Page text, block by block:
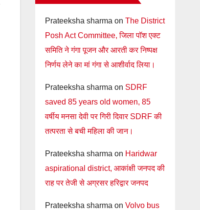
Prateeksha sharma on The District
Posh Act Committee, जिला पॉश एक्ट
समिति ने गंगा पूजन और आरती कर निष्पक्ष
निर्णय लेने का मां गंगा से आशीर्वाद लिया।
Prateeksha sharma on SDRF
saved 85 years old women, 85
वर्षीय मनसा देवी पर गिरी दिवार SDRF की
तत्परता से बची महिला की जान।
Prateeksha sharma on Haridwar
aspirational district, आकांक्षी जनपद की
राह पर तेजी से अग्रसर हरिद्वार जनपद
Prateeksha sharma on Volvo bus